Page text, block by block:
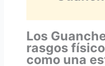
Los
rasgos
como una